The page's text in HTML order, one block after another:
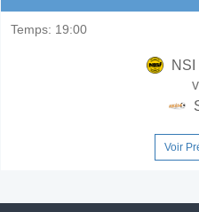
Temps: 19:00
Voir